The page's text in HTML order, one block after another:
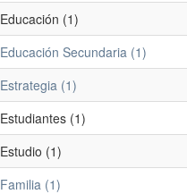
Educación (1)
Educación Secundaria (1)
Estrategia (1)
Estudiantes (1)
Estudio (1)
Familia (1)